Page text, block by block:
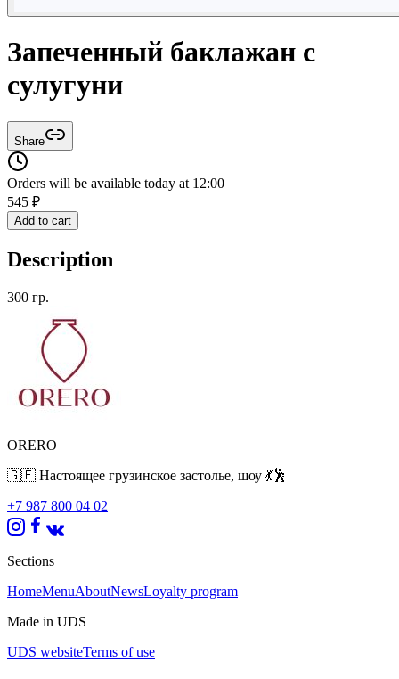
Запеченный баклажан с
сулугуни
Share
Orders will be available today at 12:00
545 ₽
Add to cart
Description
300 гр.
ORERO
🇬🇪 Настоящее грузинское застолье, шоу 💃🕺
+7 987 800 04 02
Sections
HomeMenuAboutNewsLoyalty program
Made in UDS
UDS websiteTerms of use